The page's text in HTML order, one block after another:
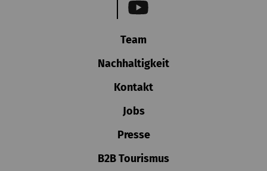
Team
Nachhaltigkeit
Kontakt
Jobs
Presse
B2B Tourismus